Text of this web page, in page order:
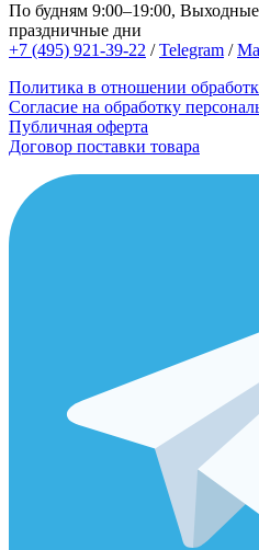
По будням 9:00–19:00,
праздничные дни
+7 (495) 921-39-22 /Telegram /
Политика в отношении
Согласие на обработку
Публичная оферта
Договор поставки товара